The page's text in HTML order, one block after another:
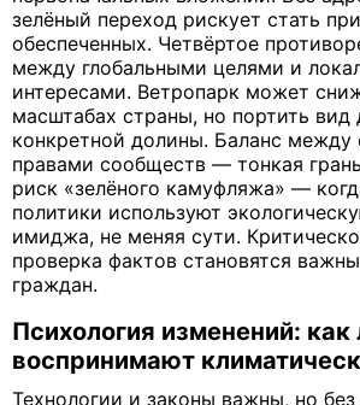
зелёный переход рискует стать
обеспеченных. Четвёртое
между глобальными целями и
интересами. Ветропарк может
масштабах страны, но портить вид
конкретной долины. Баланс
правами сообществ — тонкая
риск «зелёного камуфляжа» —
политики используют
имиджа, не меняя сути.
проверка фактов становятся
граждан.
Психология изменений:
воспринимают
Технологии и законы важны, но